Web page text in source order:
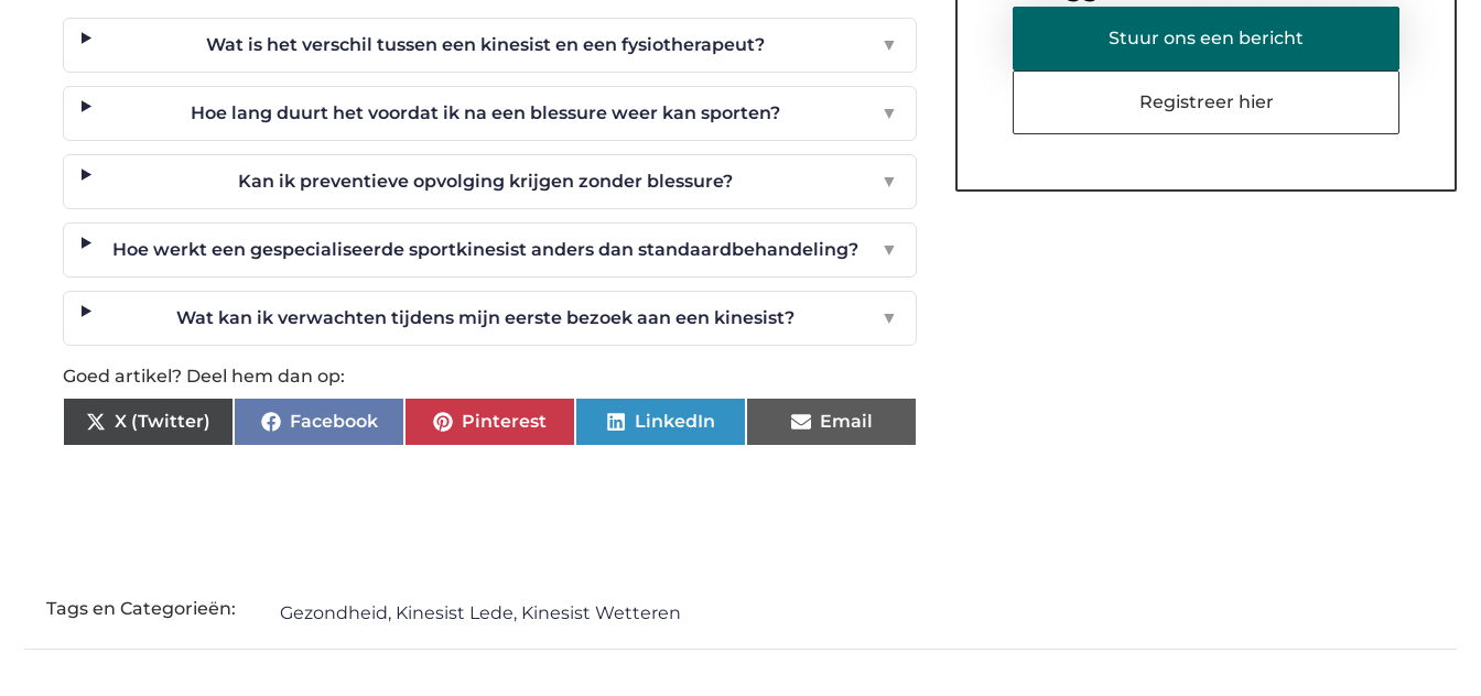
Wat is het verschil tussen een kinesist en een fysiotherapeut? ▼
Hoe lang duurt het voordat ik na een blessure weer kan sporten? ▼
Kan ik preventieve opvolging krijgen zonder blessure? ▼
Hoe werkt een gespecialiseerde sportkinesist anders dan standaardbehandeling? ▼
Wat kan ik verwachten tijdens mijn eerste bezoek aan een kinesist? ▼
Goed artikel? Deel hem dan op:
X (Twitter) Facebook Pinterest LinkedIn Email
Stuur ons een bericht
Registreer hier
Tags en Categorieën: Gezondheid, Kinesist Lede, Kinesist Wetteren